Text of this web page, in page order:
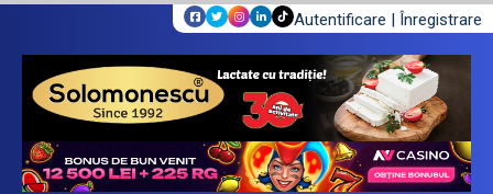
Autentificare | Înregistrare